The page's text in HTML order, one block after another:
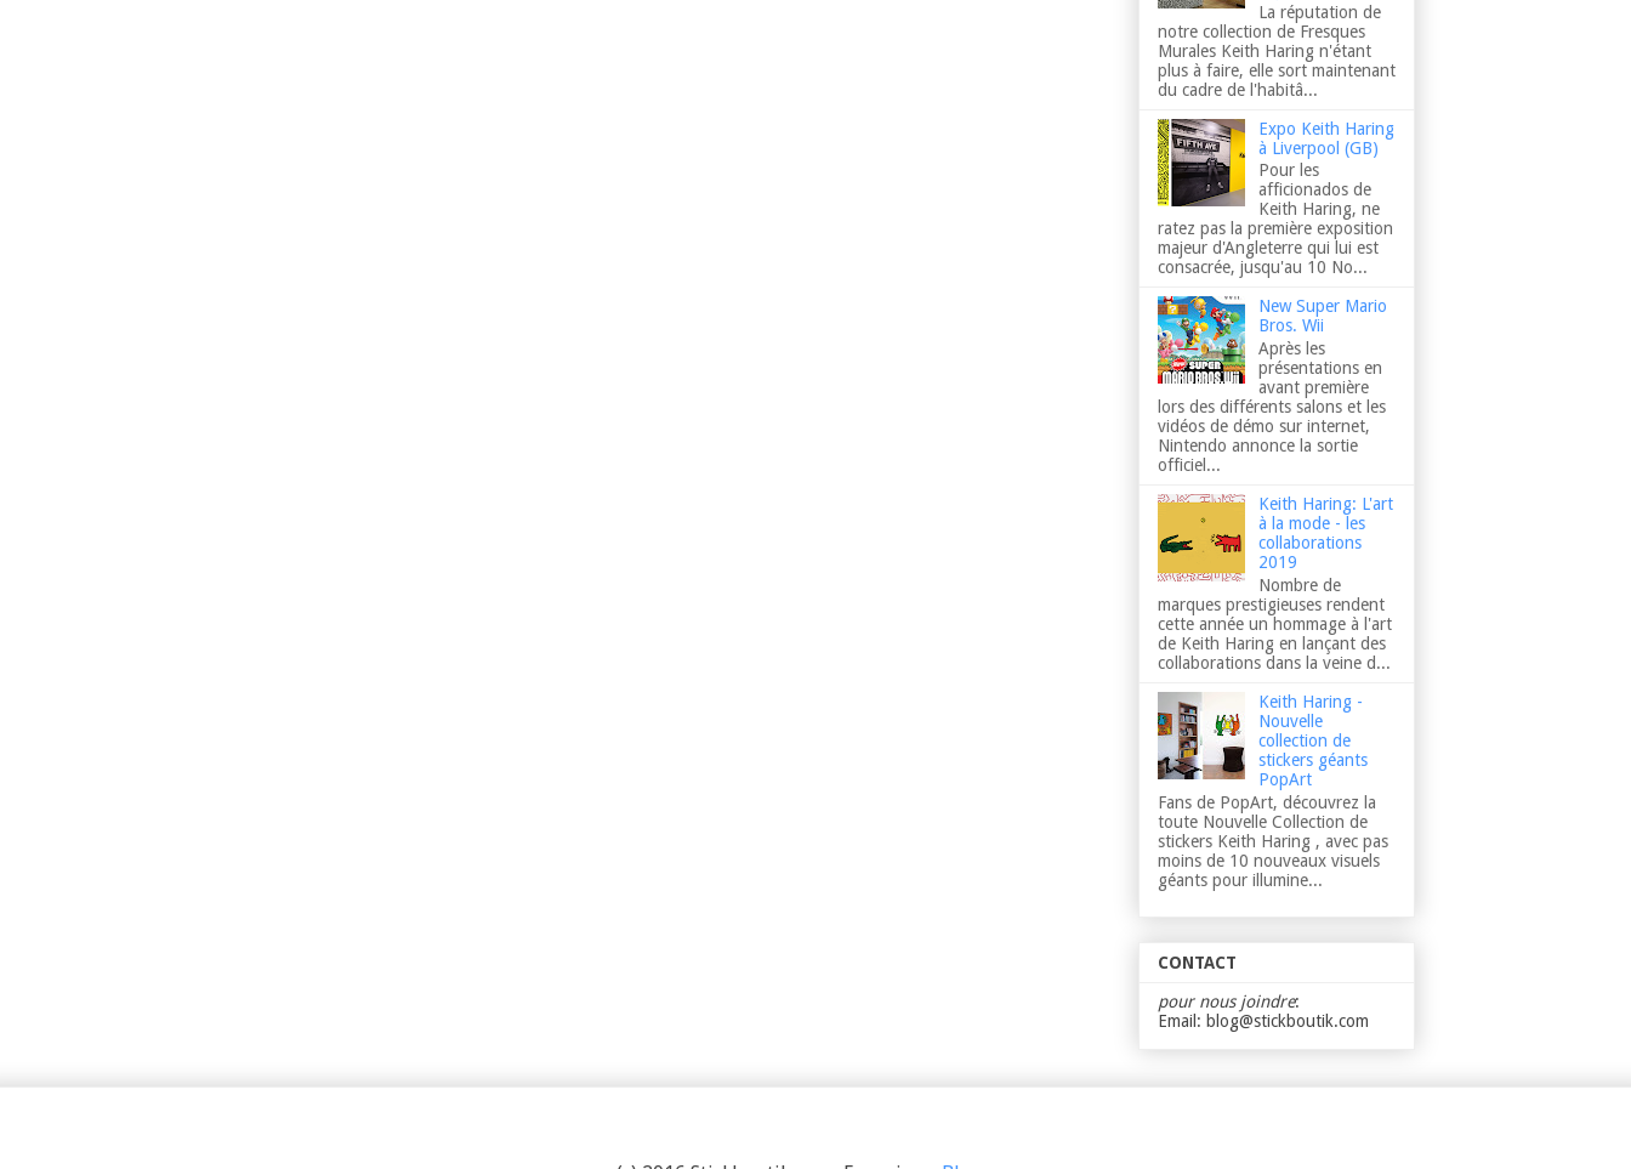
La réputation de
notre collection de Fresques
Murales Keith Haring n'étant
plus à faire, elle sort maintenant
du cadre de l'habitâ...
Expo Keith Haring
à Liverpool (GB)
Pour les
afficionados de
Keith Haring, ne
ratez pas la première exposition
majeur d'Angleterre qui lui est
consacrée, jusqu'au 10 No...
New Super Mario
Bros. Wii
Après les
présentations en
avant première
lors des différents salons et les
vidéos de démo sur internet,
Nintendo annonce la sortie
officiel...
Keith Haring: L'art
à la mode - les
collaborations
2019
Nombre de
marques prestigieuses rendent
cette année un hommage à l'art
de Keith Haring en lançant des
collaborations dans la veine d...
Keith Haring -
Nouvelle
collection de
stickers géants
PopArt
Fans de PopArt, découvrez la
toute Nouvelle Collection de
stickers Keith Haring , avec pas
moins de 10 nouveaux visuels
géants pour illumine...
CONTACT
pour nous joindre:
Email: blog@stickboutik.com